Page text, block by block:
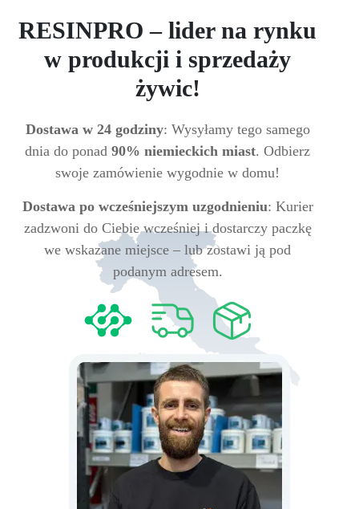
RESINPRO – lider na rynku
w produkcji i sprzedaży
żywic!
Dostawa w 24 godziny: Wysyłamy tego samego
dnia do ponad 90% niemieckich miast. Odbierz
swoje zamówienie wygodnie w domu!
Dostawa po wcześniejszym uzgodnieniu: Kurier
zadzwoni do Ciebie wcześniej i dostarczy paczkę
we wskazane miejsce – lub zostawi ją pod
podanym adresem.